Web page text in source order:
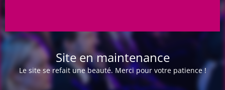
Site en maintenance
Le site se refait une beauté. Merci pour votre patience !